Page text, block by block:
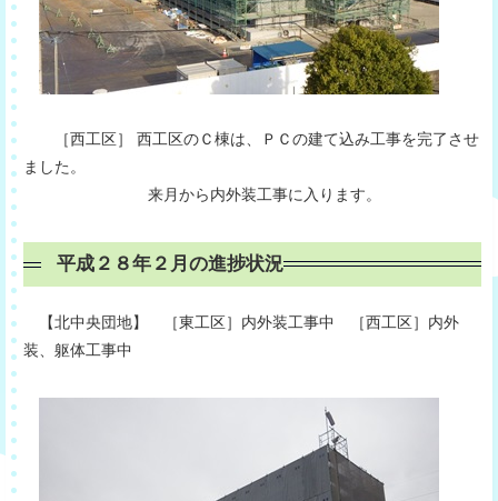
［西工区］ 西工区のＣ棟は、ＰＣの建て込み工事を完了させ
ました。
来月から内外装工事に入ります。
平成２８年２月の進捗状況
【北中央団地】 ［東工区］内外装工事中 ［西工区］内外
装、躯体工事中